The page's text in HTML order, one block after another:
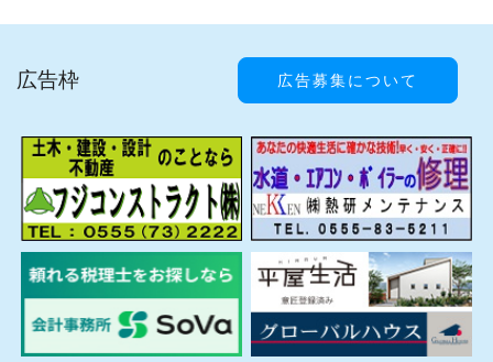
広告枠 広告募集について